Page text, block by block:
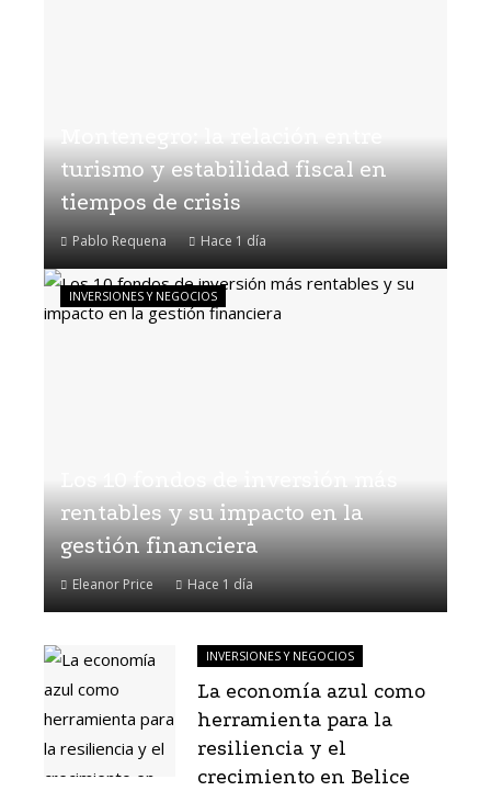
turismo y estabilidad fiscal en
tiempos de crisis
Pablo Requena Hace 1 día
rentables y su impacto en la
gestión financiera
Eleanor Price Hace 1 día
INVERSIONES Y NEGOCIOS
INVERSIONES Y NEGOCIOS
La economía azul como
herramienta para la
resiliencia y el
crecimiento en Belice